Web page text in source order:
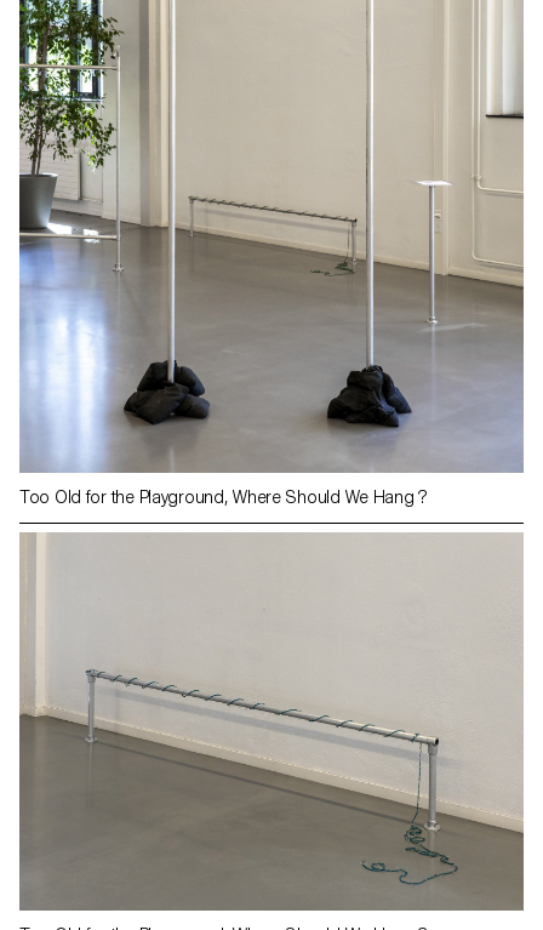
Too Old for the Playground, Where Should We Hang ?